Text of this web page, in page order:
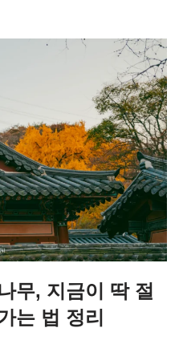
무, 지금이 딱 절
는 법 정리